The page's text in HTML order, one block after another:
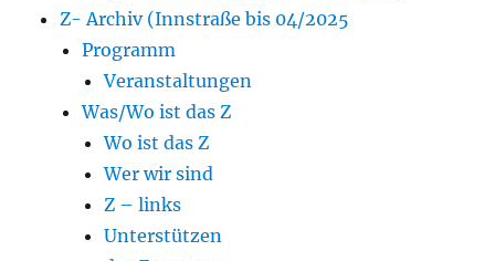
Z- Archiv (Innstraße bis 04/2025
Programm
Veranstaltungen
Was/Wo ist das Z
Wo ist das Z
Wer wir sind
Z – links
Unterstützen